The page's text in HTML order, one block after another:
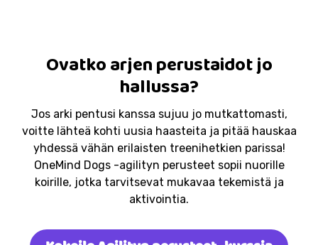
Ovatko arjen perustaidot jo
hallussa?
Jos arki pentusi kanssa sujuu jo mutkattomasti,
voitte lähteä kohti uusia haasteita ja pitää hauskaa
yhdessä vähän erilaisten treenihetkien parissa!
OneMind Dogs -agilityn perusteet sopii nuorille
koirille, jotka tarvitsevat mukavaa tekemistä ja
aktivointia.